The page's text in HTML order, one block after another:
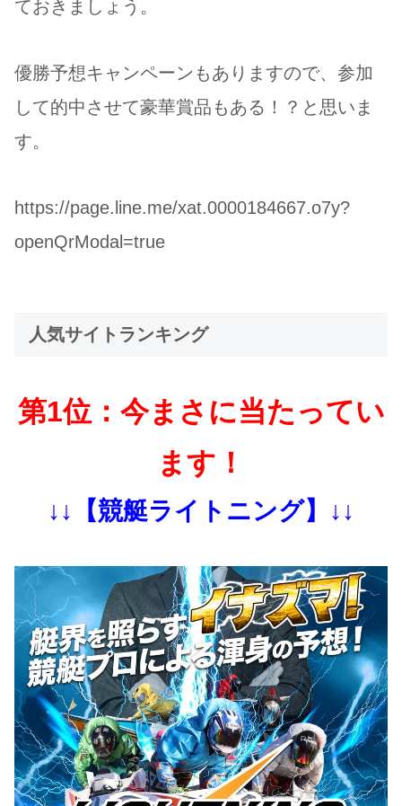
ておきましょう。
優勝予想キャンペーンもありますので、参加
して的中させて豪華賞品もある！？と思いま
す。
https://page.line.me/xat.0000184667.o7y?
openQrModal=true
人気サイトランキング
第1位：今まさに当たってい
ます！
↓↓【競艇ライトニング】↓↓